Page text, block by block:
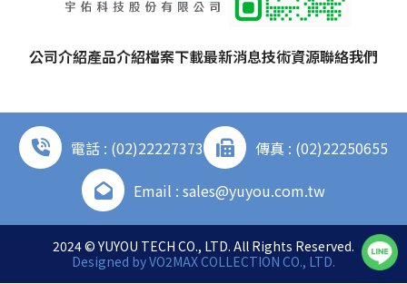
公司介紹產品介紹檔案下載最新消息技術資源聯絡我們
電話 : (02)22227373
傳真 : (02)22250655
Email : sales@yuyou.com.tw
2024 © YUYOU TECH CO., LTD. All Rights Reserved.
Designed byVO2MAX COLLECTION CO., LTD.